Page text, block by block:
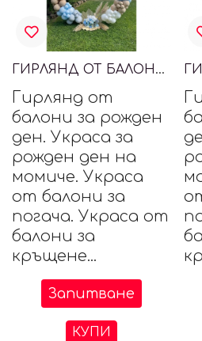
ГИРЛЯНД ОТ БАЛОНИ СЪС СУХИ ЦЕТЯ
Гирлянд от
балони за рожден
ден. Украса за
рожден ден на
момиче. Украса
от балони за
погача. Украса от
балони за
кръщене...
Запитване
КУПИ